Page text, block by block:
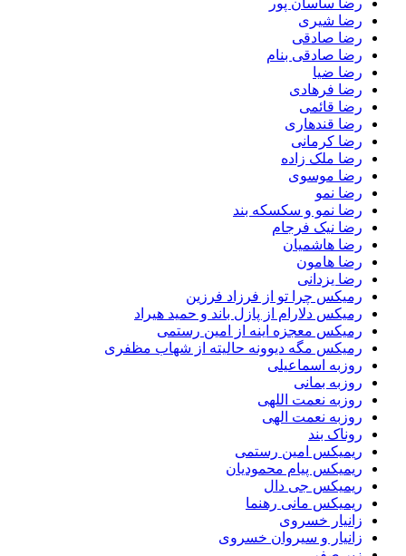
رضا ساسان پور
رضا شیری
رضا صادقی
رضا صادقی بنام
رضا ضیا
رضا فرهادی
رضا قائمی
رضا قندهاری
رضا کرمانی
رضا ملک زاده
رضا موسوی
رضا نمو
رضا نمو و سکسکه بند
رضا نیک فرجام
رضا هاشمیان
رضا هامون
رضا یزدانی
رمیکس چرا تو از فرزاد فرزین
رمیکس دلارام از پازل باند و حمید هیراد
رمیکس معجزه اینه از امین رستمی
رمیکس مگه دیوونه حالیته از شهاب مظفری
روزبه اسماعیلی
روزبه بمانی
روزبه نعمت اللهی
روزبه نعمت الهی
روناک بند
ریمیکس امین رستمی
ریمیکس پیام محمودیان
ریمیکس جی دال
ریمیکس مانی رهنما
زانیار خسروی
زانیار و سیروان خسروی